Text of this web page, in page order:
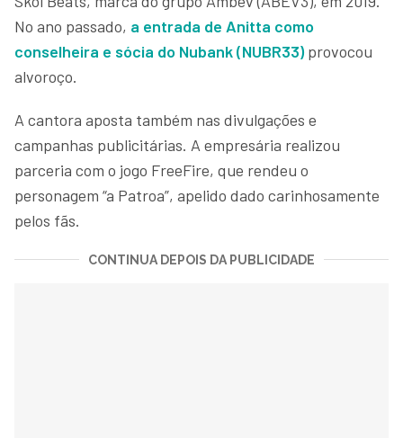
No ano passado, a entrada de Anitta como
conselheira e sócia do Nubank (NUBR33) provocou
alvoroço.
A cantora aposta também nas divulgações e
campanhas publicitárias. A empresária realizou
parceria com o jogo FreeFire, que rendeu o
personagem “a Patroa”, apelido dado carinhosamente
pelos fãs.
CONTINUA DEPOIS DA PUBLICIDADE